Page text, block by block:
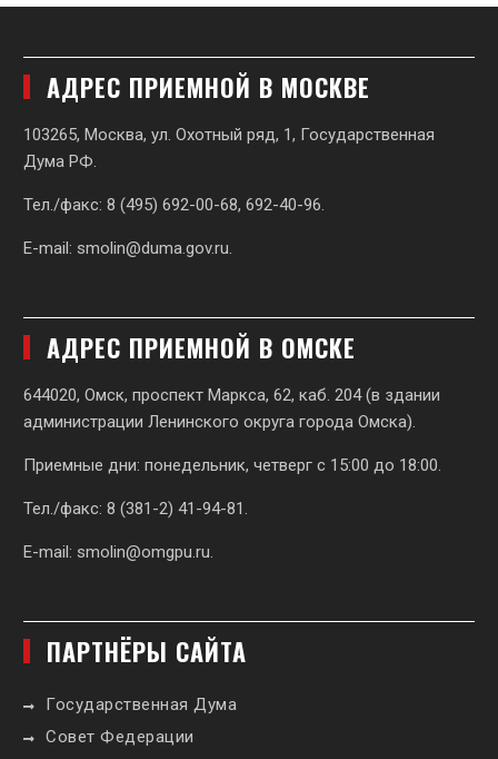
АДРЕС ПРИЕМНОЙ В МОСКВЕ
103265, Москва, ул. Охотный ряд, 1, Государственная
Дума РФ.
Тел./факс: 8 (495) 692-00-68, 692-40-96.
E-mail: smolin@duma.gov.ru
АДРЕС ПРИЕМНОЙ В ОМСКЕ
644020, Омск, проспект Маркса, 62, каб. 204 (в здании
администрации Ленинского округа города Омска).
Приемные дни: понедельник, четверг с 15:00 до 18:00.
Тел./факс: 8 (381-2) 41-94-81.
E-mail: smolin@omgpu.ru
ПАРТНЁРЫ САЙТА
Государственная Дума
Совет Федерации